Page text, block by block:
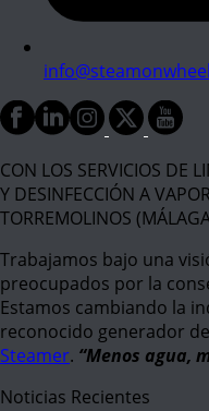
CON LOS SERVICIOS DE
Y DESINFECCIÓN A
TORREMOLINOS
Trabajamos bajo una
preocupados por la
Estamos cambiando la
reconocido generador
Steamer. “Menos agua,
Noticias Recientes